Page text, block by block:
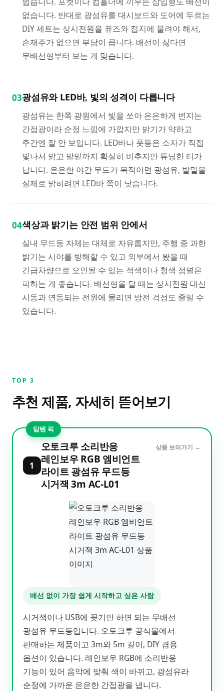
없습니다. 반대로 광섬유를 대시보드와 도어에 두르는
DIY 세트는 상시전원을 퓨즈와 접지에 물려야 해서,
손재주가 없으면 부담이 큽니다. 배선이 싫다면
무배선형부터 보는 게 맞습니다.
03광섬유와 LED바, 빛의 성격이 다릅니다
광섬유는 한쪽 광원에서 빛을 쏘아 은은하게 번지는
간접광이라 순정 느낌에 가깝지만 밝기가 약하고
주간엔 잘 안 보입니다. LED바나 풋등은 소자가 직접
빛나서 밝고 발밑까지 확실히 비추지만 튜닝한 티가
납니다. 은은한 야간 무드가 목적이면 광섬유, 발밑을
실제로 밝히려면 LED바 쪽이 낫습니다.
04색상과 밝기는 안전 범위 안에서
실내 무드등 자체는 대체로 자유롭지만, 주행 중 과한
밝기는 시야를 방해할 수 있고 외부에서 봤을 때
긴급차량으로 오인될 수 있는 적색이나 청색 점멸은
피하는 게 좋습니다. 배선형을 달 때는 상시전원 대신
시동과 연동되는 전원에 물리면 방전 걱정도 줄일 수
있습니다.
TOP 3
추천 제품, 자세히 뜯어보기
탑텐 픽
1
오토크루 소리반응
레인보우 RGB 엠비언트
라이트 광섬유 무드등
시거잭 3m AC-L01
상품 보러가기 →
배선 없이 가장 쉽게 시작하고 싶은 사람
시거잭이나 USB에 꽂기만 하면 되는 무배선
광섬유 무드등입니다. 오토크루 공식몰에서
판매하는 제품이고 3m와 5m 길이, DIY 겸용
옵션이 있습니다. 레인보우 RGB에 소리반응
기능이 있어 음악에 맞춰 색이 바뀌고, 광섬유라
순정에 가까운 은은한 간접광을 냅니다.